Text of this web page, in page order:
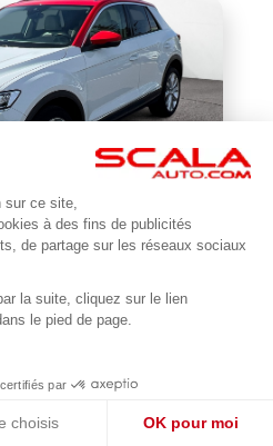
Stop DSG7
ce site,
à des fins de publicités
de partage sur les réseaux sociaux
la suite, cliquez sur le lien
le pied de page.
par
choisis OK pour moi